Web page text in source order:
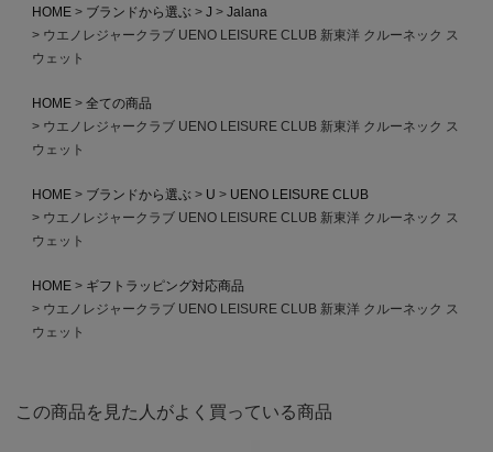
HOME ブランドから選ぶ J
Jalana
ウエノレジャークラブ UENO LEISURE CLUB 新東洋 クルーネック ス
ウェット
HOME
全ての商品
ウエノレジャークラブ UENO LEISURE CLUB 新東洋 クルーネック ス
ウェット
HOME ブランドから選ぶ U
UENO LEISURE CLUB
ウエノレジャークラブ UENO LEISURE CLUB 新東洋 クルーネック ス
ウェット
HOME
ギフトラッピング対応商品
ウエノレジャークラブ UENO LEISURE CLUB 新東洋 クルーネック ス
ウェット
この商品を見た人がよく買っている商品